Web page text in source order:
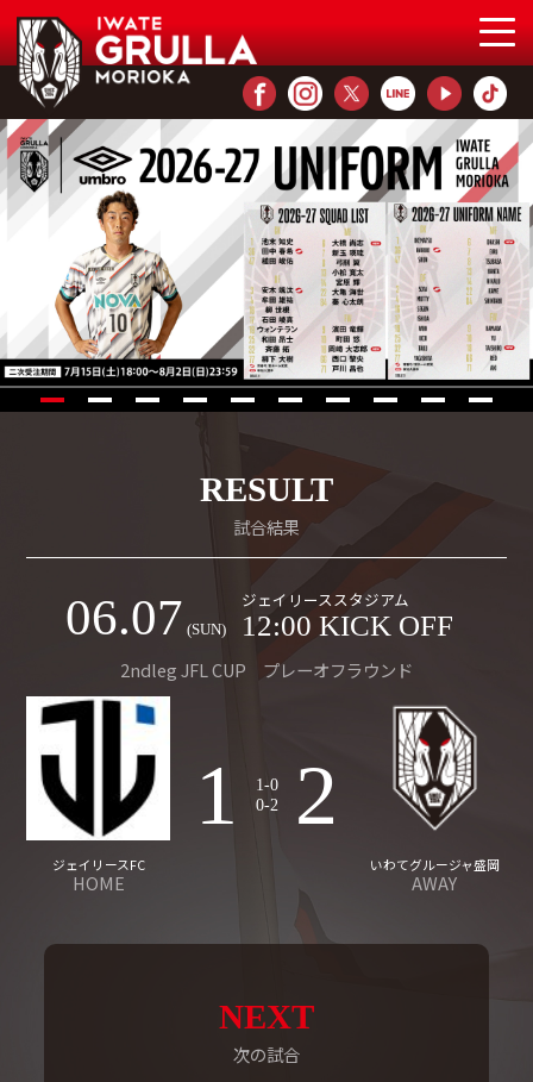
RESULT
試合結果
06.07 (SUN)
ジェイリーススタジアム
12:00 KICK OFF
2ndleg JFL CUP プレーオフラウンド
ジェイリースFC
HOME
1
1-0
0-2
2
いわてグルージャ盛岡
AWAY
NEXT
次の試合